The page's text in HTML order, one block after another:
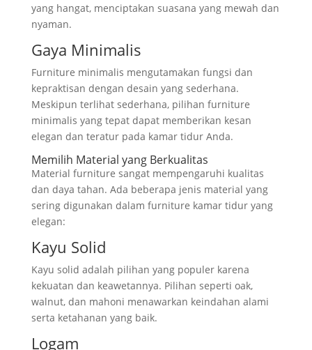
yang hangat, menciptakan suasana yang mewah dan
nyaman.
Gaya Minimalis
Furniture minimalis mengutamakan fungsi dan
kepraktisan dengan desain yang sederhana.
Meskipun terlihat sederhana, pilihan furniture
minimalis yang tepat dapat memberikan kesan
elegan dan teratur pada kamar tidur Anda.
Memilih Material yang Berkualitas
Material furniture sangat mempengaruhi kualitas
dan daya tahan. Ada beberapa jenis material yang
sering digunakan dalam furniture kamar tidur yang
elegan:
Kayu Solid
Kayu solid adalah pilihan yang populer karena
kekuatan dan keawetannya. Pilihan seperti oak,
walnut, dan mahoni menawarkan keindahan alami
serta ketahanan yang baik.
Logam